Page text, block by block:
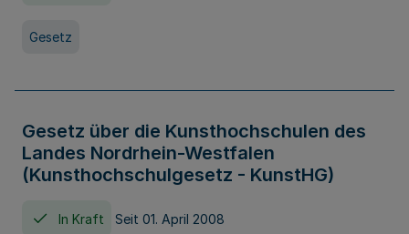
Gesetz
Gesetz über die Kunsthochschulen des
Landes Nordrhein-Westfalen
(Kunsthochschulgesetz - KunstHG)
In Kraft Seit 01. April 2008